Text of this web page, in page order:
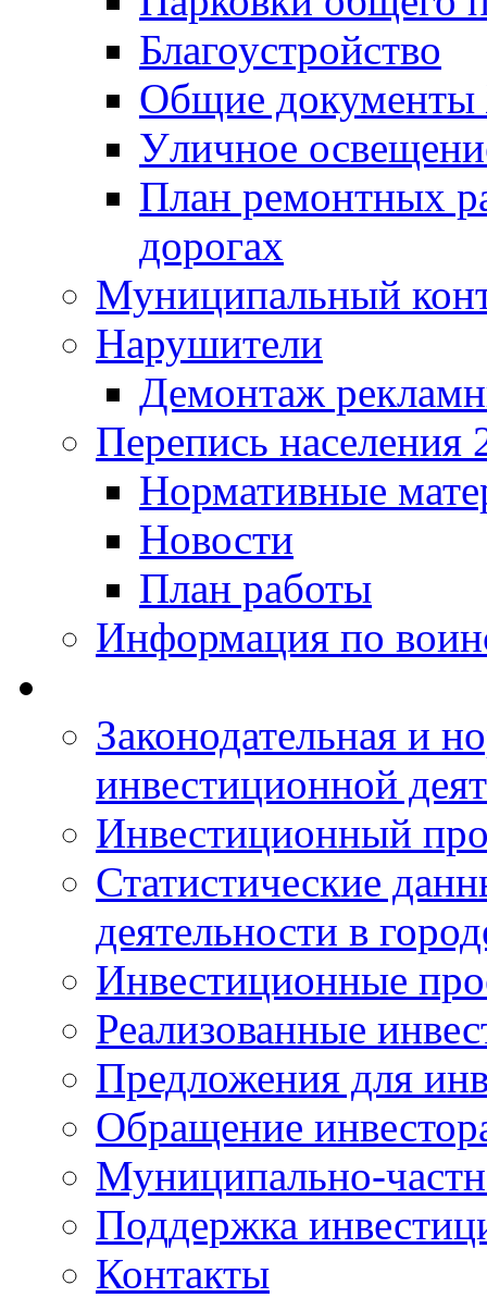
Благоустройство
Общие
Уличное
План ремонтных
дорогах
Муниципальный
Нарушители
Демонтаж
Перепись населения
Нормативные
Новости
План работы
Информация по
Законодательная и
инвестиционной
Инвестиционный
Статистические
деятельности в
Инвестиционные
Реализованные
Предложения для
Обращение
Муниципально-
Поддержка
Контакты